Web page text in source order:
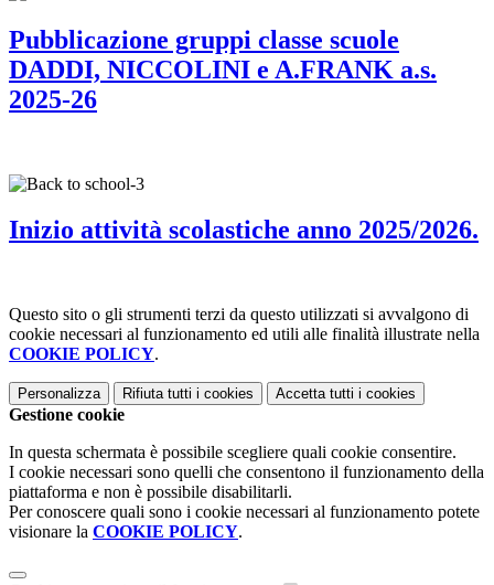
Pubblicazione gruppi classe scuole
DADDI, NICCOLINI e A.FRANK a.s.
2025-26
Inizio attività scolastiche anno 2025/2026.
Questo sito o gli strumenti terzi da questo utilizzati si avvalgono di
cookie necessari al funzionamento ed utili alle finalità illustrate nella
COOKIE POLICY.
Personalizza Rifiuta tutti i cookies Accetta tutti i cookies
Gestione cookie
In questa schermata è possibile scegliere quali cookie consentire.
I cookie necessari sono quelli che consentono il funzionamento della
piattaforma e non è possibile disabilitarli.
Per conoscere quali sono i cookie necessari al funzionamento potete
visionare la COOKIE POLICY.